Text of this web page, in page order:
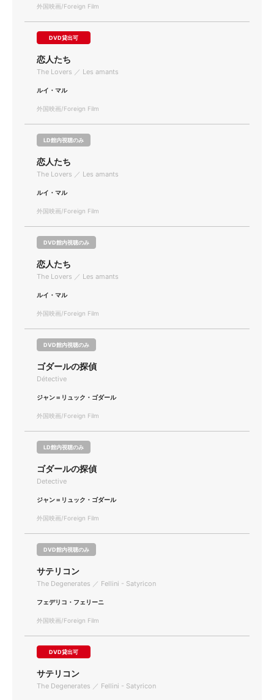
外国映画/Foreign Film
DVD貸出可
恋人たち
The Lovers ／ Les amants
ルイ・マル
外国映画/Foreign Film
LD館内視聴のみ
恋人たち
The Lovers ／ Les amants
ルイ・マル
外国映画/Foreign Film
DVD館内視聴のみ
恋人たち
The Lovers ／ Les amants
ルイ・マル
外国映画/Foreign Film
DVD館内視聴のみ
ゴダールの探偵
Détective
ジャン＝リュック・ゴダール
外国映画/Foreign Film
LD館内視聴のみ
ゴダールの探偵
Detective
ジャン＝リュック・ゴダール
外国映画/Foreign Film
DVD館内視聴のみ
サテリコン
The Degenerates ／ Fellini - Satyricon
フェデリコ・フェリーニ
外国映画/Foreign Film
DVD貸出可
サテリコン
The Degenerates ／ Fellini - Satyricon